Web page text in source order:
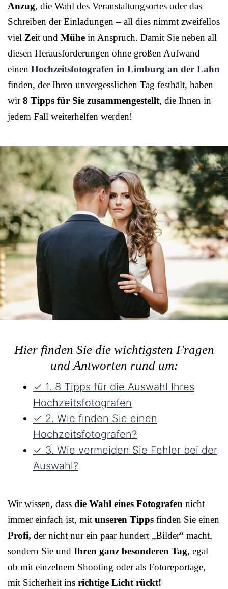
Anzug, die Wahl des Veranstaltungsortes oder das
Schreiben der Einladungen – all dies nimmt zweifellos
viel Zeit und Mühe in Anspruch. Damit Sie neben all
diesen Herausforderungen ohne großen Aufwand
einen Hochzeitsfotografen in Limburg an der Lahn
finden, der Ihren unvergesslichen Tag festhält, haben
wir8 Tipps für Sie zusammengestellt, die Ihnen in
jedem Fall weiterhelfen werden!
Hier finden Sie die wichtigsten Fragen
und Antworten rund um:
✓ 1. 8 Tipps für die Auswahl Ihres
Hochzeitsfotografen
✓ 2. Wie finden Sie einen
Hochzeitsfotografen?
✓ 3. Wie vermeiden Sie Fehler bei der
Auswahl?
Wir wissen, dass die Wahl eines Fotografen nicht
immer einfach ist, mit unseren Tipps finden Sie einen
Profi, der nicht nur ein paar hundert „Bilder“ macht,
sondern Sie und Ihren ganz besonderen Tag, egal
ob mit einzelnem Shooting oder als Fotoreportage,
mit Sicherheit ins richtige Licht rückt!